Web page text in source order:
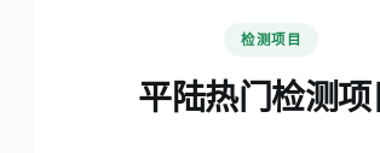
检测项目
平陆热门检测项